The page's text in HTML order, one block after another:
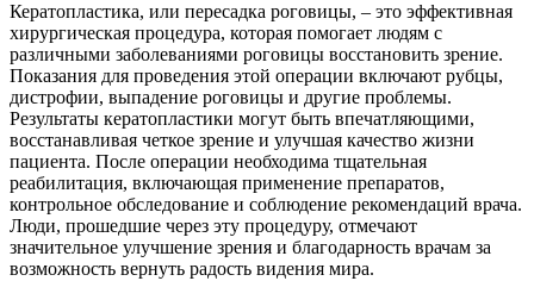
Кератопластика, или пересадка роговицы, – это эффективная
хирургическая процедура, которая помогает людям с
различными заболеваниями роговицы восстановить зрение.
Показания для проведения этой операции включают рубцы,
дистрофии, выпадение роговицы и другие проблемы.
Результаты кератопластики могут быть впечатляющими,
восстанавливая четкое зрение и улучшая качество жизни
пациента. После операции необходима тщательная
реабилитация, включающая применение препаратов,
контрольное обследование и соблюдение рекомендаций врача.
Люди, прошедшие через эту процедуру, отмечают
значительное улучшение зрения и благодарность врачам за
возможность вернуть радость видения мира.